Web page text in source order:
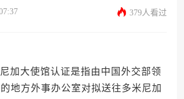
379人看过
大使馆认证是指由中国外交部领
地方外事办公室对拟送往多米尼加